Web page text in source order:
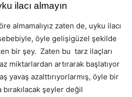
ilacı almayın
almamalıyız zaten de, uyku ilacı
sebebiyle, öyle gelişigüzel şekilde
bir şey. Zaten bu tarz ilaçları
miktarlardan artırarak başlatıyor
yavaş azalttırıyorlarmış, öyle bir
şeyler değil